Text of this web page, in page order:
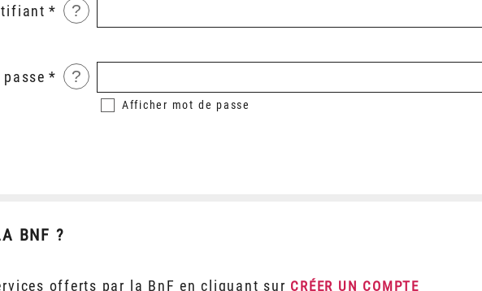
?
?
Afficher mot de passe
BNF ?
offerts par la BnF en cliquant sur CRÉER UN COMPTE